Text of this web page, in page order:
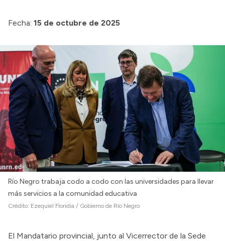
Fecha: 15 de octubre de 2025
Río Negro trabaja codo a codo con las universidades para llevar
más servicios a la comunidad educativa
Crédito: Ezequiel Floridia / Gobierno de Río Negro
El Mandatario provincial, junto al Vicerrector de la Sede